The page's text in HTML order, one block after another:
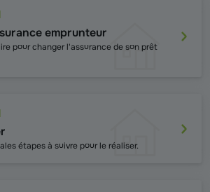
emprunteur
pour changer l'assurance de son prêt
étapes à suivre pour le réaliser.